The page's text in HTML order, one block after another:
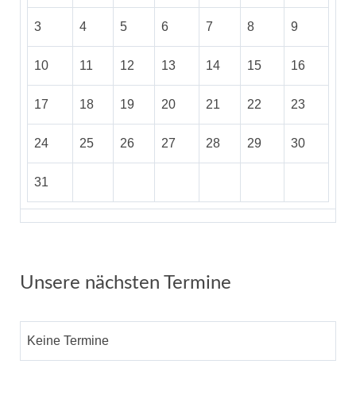
3 4 5 6 7 8 9
10 11 12 13 14 15 16
17 18 19 20 21 22 23
24 25 26 27 28 29 30
31
Unsere nächsten Termine
Keine Termine